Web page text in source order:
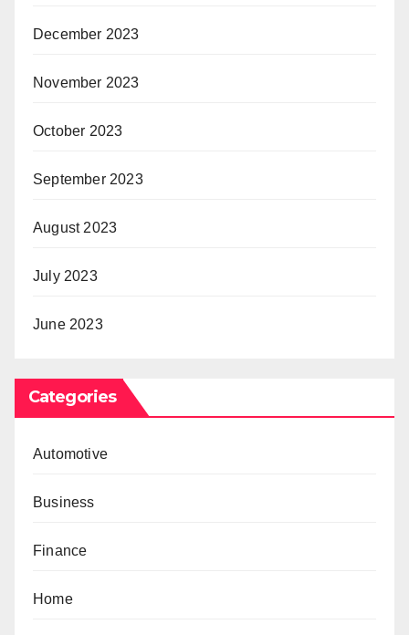
December 2023
November 2023
October 2023
September 2023
August 2023
July 2023
June 2023
Categories
Automotive
Business
Finance
Home